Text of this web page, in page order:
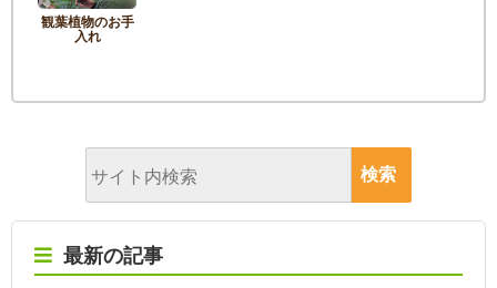
観葉植物のお手
入れ
最新の記事